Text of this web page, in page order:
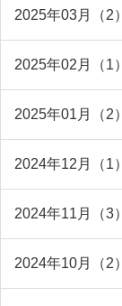
2025年03月（2）
2025年02月（1）
2025年01月（2）
2024年12月（1）
2024年11月（3）
2024年10月（2）